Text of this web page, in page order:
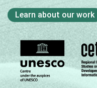
Learn about our work